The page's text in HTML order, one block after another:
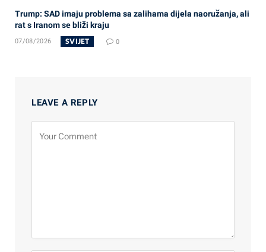
Trump: SAD imaju problema sa zalihama dijela naoružanja, ali
rat s Iranom se bliži kraju
07/08/2026 SVIJET 0
LEAVE A REPLY